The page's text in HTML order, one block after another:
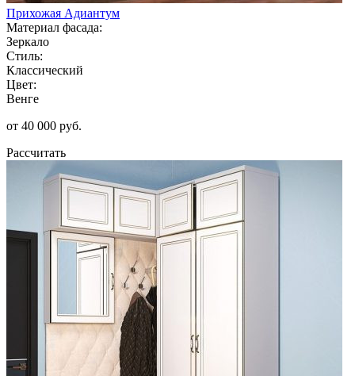
Прихожая Адиантум
Материал фасада:
Зеркало
Стиль:
Классический
Цвет:
Венге
от 40 000 руб.
Рассчитать